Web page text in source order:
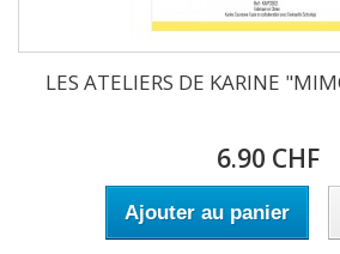
LES ATELIERS DE KARINE
6.90 CHF
Ajouter au panier